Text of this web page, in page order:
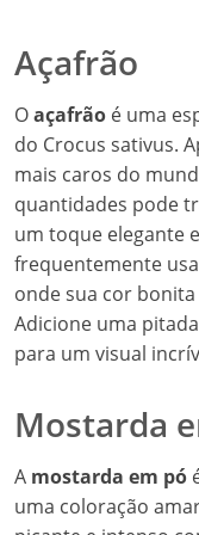
Açafrão
Oaçafrão é uma
do Crocus sativus.
mais caros do
quantidades pode
um toque elegante
frequentemente
onde sua cor
Adicione uma
para um visual
Mostarda
A mostarda em pó
uma coloração